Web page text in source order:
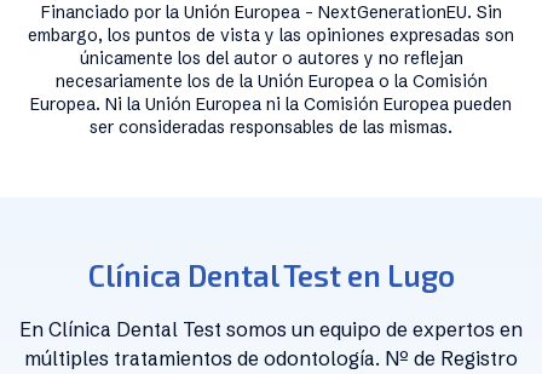
Financiado por la Unión Europea - NextGenerationEU. Sin
embargo, los puntos de vista y las opiniones expresadas son
únicamente los del autor o autores y no reflejan
necesariamente los de la Unión Europea o la Comisión
Europea. Ni la Unión Europea ni la Comisión Europea pueden
ser consideradas responsables de las mismas.
Clínica Dental Test en Lugo
En Clínica Dental Test somos un equipo de expertos en
múltiples tratamientos de odontología. Nº de Registro